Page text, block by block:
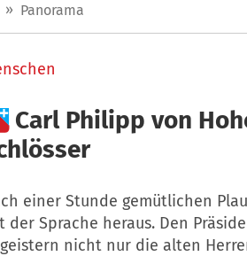
» Panorama
Carl Philipp von
einer Stunde gemütlichen
der Sprache heraus. Den
nicht nur die alten